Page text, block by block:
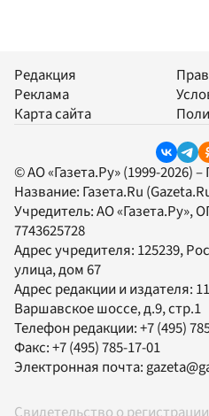
Редакция
Реклама
Карта сайта
© АО «Газета.Ру» (1999-2026)
Название: Газета.Ru
Учредитель:АО «Газета.Ру»,
7743625728
Адрес учредителя: 125239,
улица, дом 67
Адрес редакции и издателя:
Варшавское шоссе, д.9, стр.1
Телефон редакции:+7 (495)
Факс:+7 (495) 785-17-01
Электронная почта: